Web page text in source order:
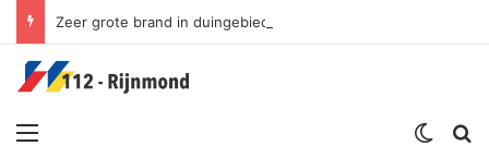
Zeer grote brand in duingebied | Oosterduinpad Ouddorp
Menu Switch